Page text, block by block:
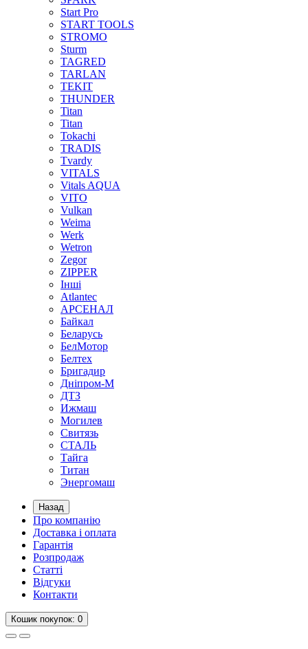
Start Pro
START TOOLS
STROMO
Sturm
TAGRED
TARLAN
TEKIT
THUNDER
Titan
Titan
Tokachi
TRADIS
Tvardy
VITALS
Vitals AQUA
VITO
Vulkan
Weima
Werk
Wetron
Zegor
ZIPPER
Інші
Аtlantec
АРСЕНАЛ
Байкал
Беларусь
БелМотор
Белтех
Бригадир
Дніпром-М
ДТЗ
Ижмаш
Могилев
Свитязь
СТАЛЬ
Тайга
Титан
Энергомаш
Назад
Про компанію
Доставка і оплата
Гарантія
Розпродаж
Статті
Відгуки
Контакти
Кошик покупок: 0